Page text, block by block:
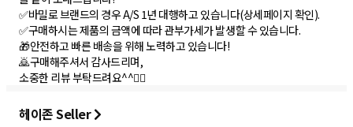
✅바밀로 브랜드의 경우 A/S 1년 대행하고 있습니다(상세페이지 확인).
✅구매하시는 제품의 금액에 따라 관부가세가 발생할 수 있습니다.
🎁안전하고 빠른 배송을 위해 노력하고 있습니다!
🙇구매해주셔서 감사드리며,
소중한 리뷰 부탁드려요^^🙇‍♀️
헤이존 Seller